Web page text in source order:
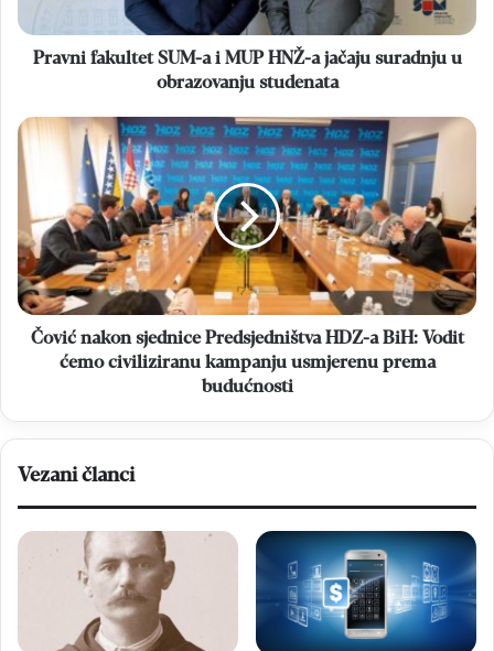
jačaju
suradnju
studenata
Pravni fakultet SUM-a i MUP HNŽ-a jačaju suradnju u
obrazovanju studenata
Čović
nakon
sjednice
Predsjedništva
HDZ-
a
BiH:
Vodit
ćemo
civiliziranu
kampanju
Čović nakon sjednice Predsjedništva HDZ-a BiH: Vodit
ćemo civiliziranu kampanju usmjerenu prema
budućnosti
Vezani članci